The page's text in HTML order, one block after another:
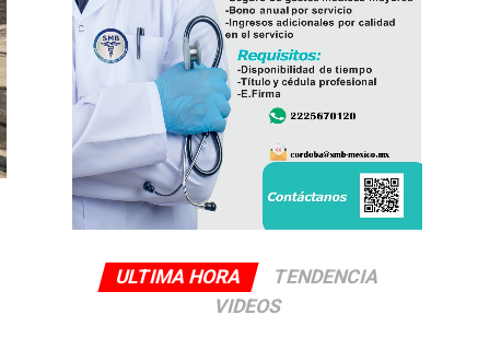
ULTIMA HORA
TENDENCIA
VIDEOS